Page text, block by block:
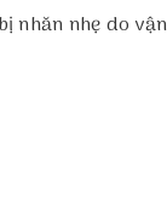
nhăn nhẹ do